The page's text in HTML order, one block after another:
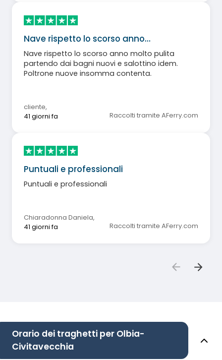
Nave rispetto lo scorso anno…
Nave rispetto lo scorso anno molto pulita
partendo dai bagni nuovi e salottino idem.
Poltrone nuove insomma contenta.
cliente,
41 giorni fa
Raccolti tramite AFerry.com
Puntuali e professionali
Puntuali e professionali
Chiaradonna Daniela,
41 giorni fa
Raccolti tramite AFerry.com
Orario dei traghetti per Olbia-
Civitavecchia